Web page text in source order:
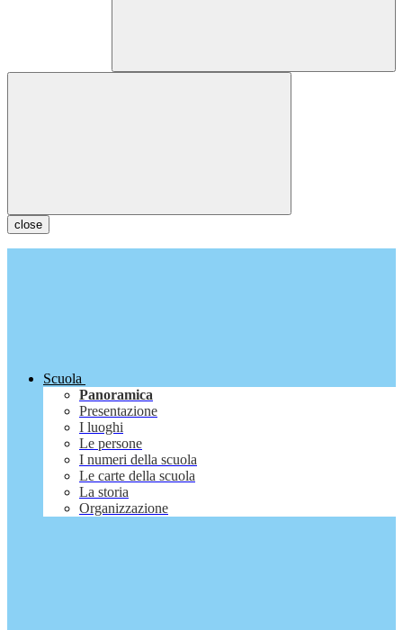
close
Scuola
Panoramica
Presentazione
I luoghi
Le persone
I numeri della scuola
Le carte della scuola
La storia
Organizzazione